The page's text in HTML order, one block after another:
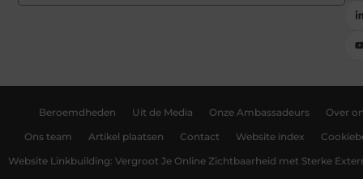
Beroemdheden Uit de Media Onze Ambassadeurs Over
Ons team Artikel plaatsen Contact Website index
Website Linkbuilding: Vergroot Je Online Zichtbaarheid met Sterke